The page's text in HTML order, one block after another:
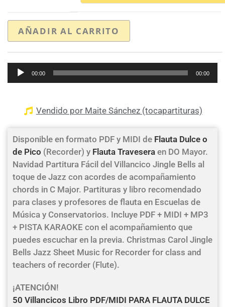
AÑADIR AL CARRITO
Reproductor
de
00:00 00:00
Vendido por Maite Sánchez (tocapartituras)
Disponible en formato PDF y MIDI de Flauta Dulce o
de Pico (Recorder) y Flauta Travesera en DO Mayor.
Navidad Partitura Fácil del Villancico Jingle Bells al
toque de Jazz con acordes de acompañamiento
chords in C Major. Partituras y libro recomendado
para clases y profesores de flauta en Escuelas de
Música y Conservatorios. Incluye PDF + MIDI + MP3
+ PISTA KARAOKE con el acompañamiento que
puedes escuchar en la previa. Christmas Carol Jingle
Bells Jazz Sheet Music for Recorder for class and
teachers of recorder (Flute).
¡ATENCIÓN!
50 Villancicos Libro PDF/MIDI PARA FLAUTA DULCE